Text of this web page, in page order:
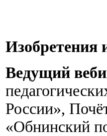
Изобретения
Ведущий
России»,
«Обнинский